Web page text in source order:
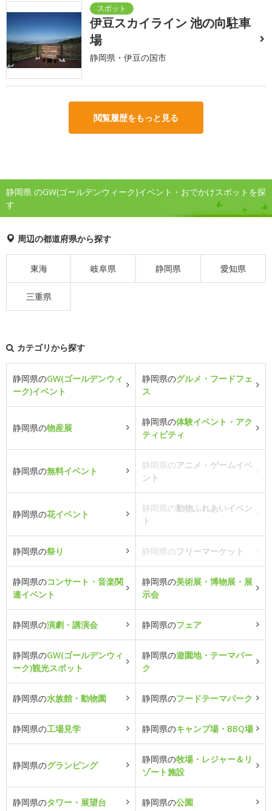
伊豆スカイライン 池の向駐車
場
静岡県・伊豆の国市
閲覧履歴をもっと見る
静岡県 のGW(ゴールデンウィーク)イベント・おでかけスポットを探
す
周辺の都道府県から探す
東海 岐阜県 静岡県 愛知県
三重県
カテゴリから探す
静岡県のGW(ゴールデンウィ
ーク)イベント
静岡県のグルメ・フードフェ
ス
静岡県の物産展
静岡県の体験イベント・アク
ティビティ
静岡県の無料イベント
静岡県のアニメ・ゲームイベ
ント
静岡県の花イベント
静岡県の動物ふれあいイベン
ト
静岡県の祭り 静岡県のフリーマーケット
静岡県のコンサート・音楽関
連イベント
静岡県の美術展・博物展・展
示会
静岡県の演劇・講演会 静岡県のフェア
静岡県のGW(ゴールデンウィ
ーク)観光スポット
静岡県の遊園地・テーマパー
ク
静岡県の水族館・動物園 静岡県のフードテーマパーク
静岡県の工場見学 静岡県のキャンプ場・BBQ場
静岡県のグランピング
静岡県の牧場・レジャー＆リ
ゾート施設
静岡県のタワー・展望台 静岡県の公園